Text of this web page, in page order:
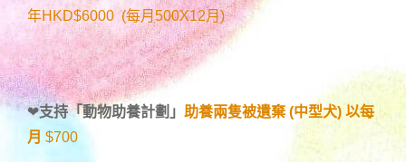
年HKD$6000 (每月500X12月)
❤支持「動物助養計劃 」 助養兩隻被遺棄 (中型犬) 以每
月 $700